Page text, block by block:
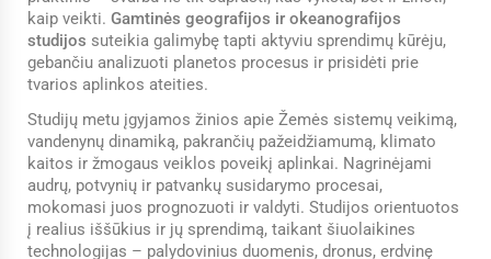
kaip veikti. Gamtinės geografijos ir okeanografijos
studijos suteikia galimybę tapti aktyviu sprendimų kūrėju,
gebančiu analizuoti planetos procesus ir prisidėti prie
tvarios aplinkos ateities.
Studijų metu įgyjamos žinios apie Žemės sistemų veikimą,
vandenynų dinamiką, pakrančių pažeidžiamumą, klimato
kaitos ir žmogaus veiklos poveikį aplinkai. Nagrinėjami
audrų, potvynių ir patvankų susidarymo procesai,
mokomasi juos prognozuoti ir valdyti. Studijos orientuotos
į realius iššūkius ir jų sprendimą, taikant šiuolaikines
technologijas – palydovinius duomenis, dronus, erdvinę